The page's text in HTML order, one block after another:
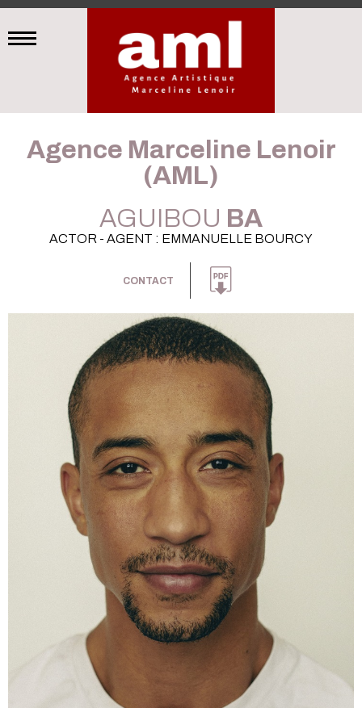
Agence Marceline Lenoir
(AML)
AGUIBOU BA
ACTOR - AGENT : EMMANUELLE BOURCY
CONTACT